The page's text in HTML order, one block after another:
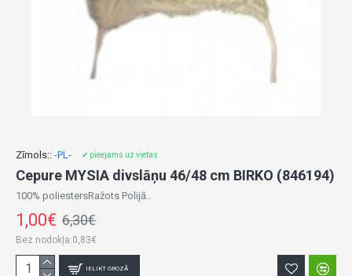
Zīmols:: -PL- ✔ pieejams uz vietas
Cepure MYSIA divslāņu 46/48 cm BIRKO (846194)
100% poliestersRažots Polijā..
1,00€ 6,30€
Bez nodokļa:0,83€
IELIKT GROZĀ